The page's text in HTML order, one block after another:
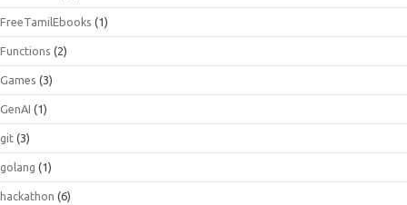
FreeTamilEbooks (1)
Functions (2)
Games (3)
GenAI (1)
git (3)
golang (1)
hackathon (6)